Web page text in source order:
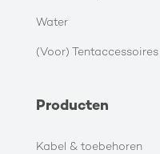
Water
(Voor) Tentaccessoires
Producten
Kabel & toebehoren